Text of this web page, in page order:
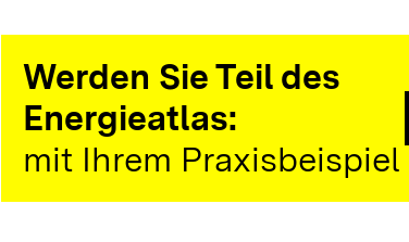
Werden Sie Teil des
Energieatlas:
mit Ihrem Praxisbeispiel